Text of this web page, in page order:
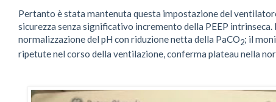
Pertanto è stata mantenuta questa impostazione del
sicurezza senza significativo incremento della PEEP
normalizzazione del pH con riduzione netta della PaCO2; il
ripetute nel corso della ventilazione, conferma plateau nella